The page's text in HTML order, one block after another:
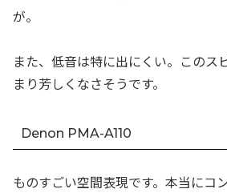
が。
また、低音は特に出にくい。このス
まり芳しくなさそうです。
Denon PMA-A110
ものすごい空間表現です。本当にコ